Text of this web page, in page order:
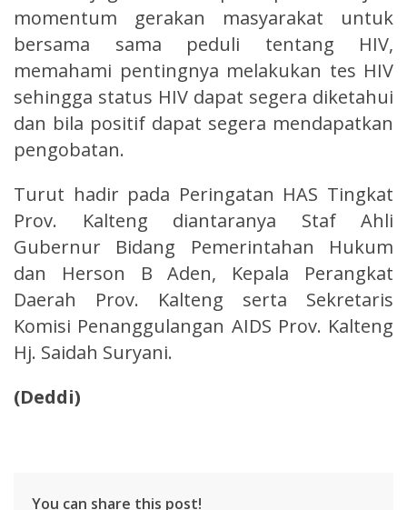
momentum gerakan masyarakat untuk
bersama sama peduli tentang HIV,
memahami pentingnya melakukan tes HIV
sehingga status HIV dapat segera diketahui
dan bila positif dapat segera mendapatkan
pengobatan.
Turut hadir pada Peringatan HAS Tingkat
Prov. Kalteng diantaranya Staf Ahli
Gubernur Bidang Pemerintahan Hukum
dan Herson B Aden, Kepala Perangkat
Daerah Prov. Kalteng serta Sekretaris
Komisi Penanggulangan AIDS Prov. Kalteng
Hj. Saidah Suryani.
(Deddi)
You can share this post!